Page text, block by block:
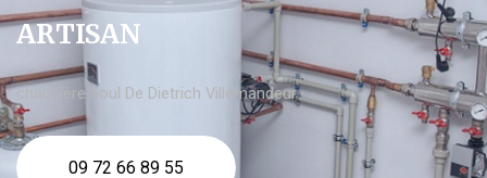
ARTISAN
chaudière fioul De Dietrich Villemandeur
09 72 66 89 55